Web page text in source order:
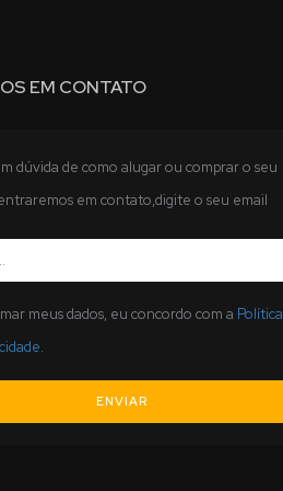
EM CONTATO
dúvida de como alugar ou comprar o seu
em contato,digite o seu email
meus dados, eu concordo com a Política
.
ENVIAR